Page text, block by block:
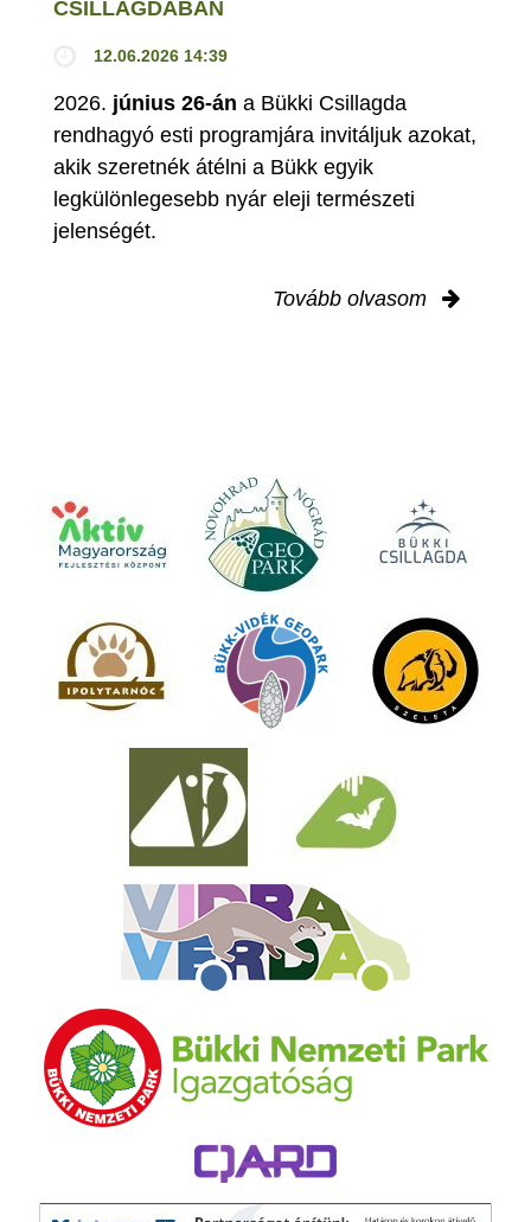
CSILLAGDÁBAN
12.06.2026 14:39
2026. június 26-án a Bükki Csillagda
rendhagyó esti programjára invitáljuk azokat,
akik szeretnék átélni a Bükk egyik
legkülönlegesebb nyár eleji természeti
jelenségét.
Tovább olvasom